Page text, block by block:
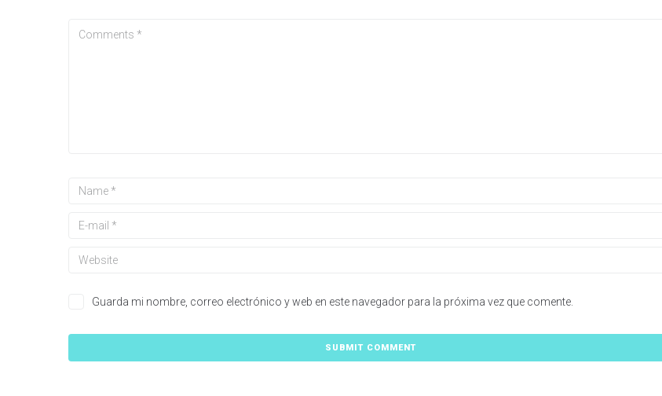
Guarda mi nombre, correo electrónico y web en este navegador para la próxima vez que comente.